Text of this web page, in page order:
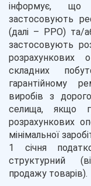
інформує, що
застосовують
(далі – РРО) та/
застосовують
розрахункових
складних
гарантійному
виробів з
селища, якщо
розрахункових
мінімальної
1 січня
структурний
продажу товарів).